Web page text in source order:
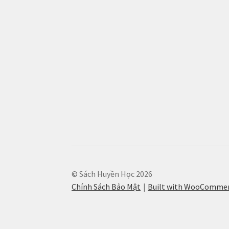
© Sách Huyền Học 2026
Chính Sách Bảo Mật
Built with